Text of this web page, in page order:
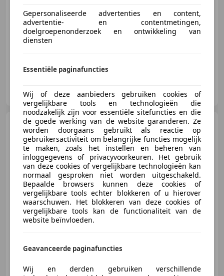
03/2018 467 kW (635 PK)
NL-5527 AJ HAPERT
Audi R8 4.2 V8 FSI B&O |
DAYTONA | PDC V+A | ADAPT.
ONDERS
€ 57.950
08/2008 71.527 km Benzine 310 kW (421 PK)
NL-4209 AA SCHELLUINEN
Gepersonaliseerde advertenties en content,
advertentie- en contentmetingen,
doelgroepenonderzoek en ontwikkeling van
diensten
Essentiële paginafuncties
Wij of deze aanbieders gebruiken cookies of
vergelijkbare tools en technologieën die
noodzakelijk zijn voor essentiële sitefuncties en die
de goede werking van de website garanderen. Ze
worden doorgaans gebruikt als reactie op
gebruikersactiviteit om belangrijke functies mogelijk
te maken, zoals het instellen en beheren van
inloggegevens of privacyvoorkeuren. Het gebruik
van deze cookies of vergelijkbare technologieën kan
normaal gesproken niet worden uitgeschakeld.
Bepaalde browsers kunnen deze cookies of
vergelijkbare tools echter blokkeren of u hierover
waarschuwen. Het blokkeren van deze cookies of
vergelijkbare tools kan de functionaliteit van de
website beïnvloeden.
Geavanceerde paginafuncties
Wij en derden gebruiken verschillende